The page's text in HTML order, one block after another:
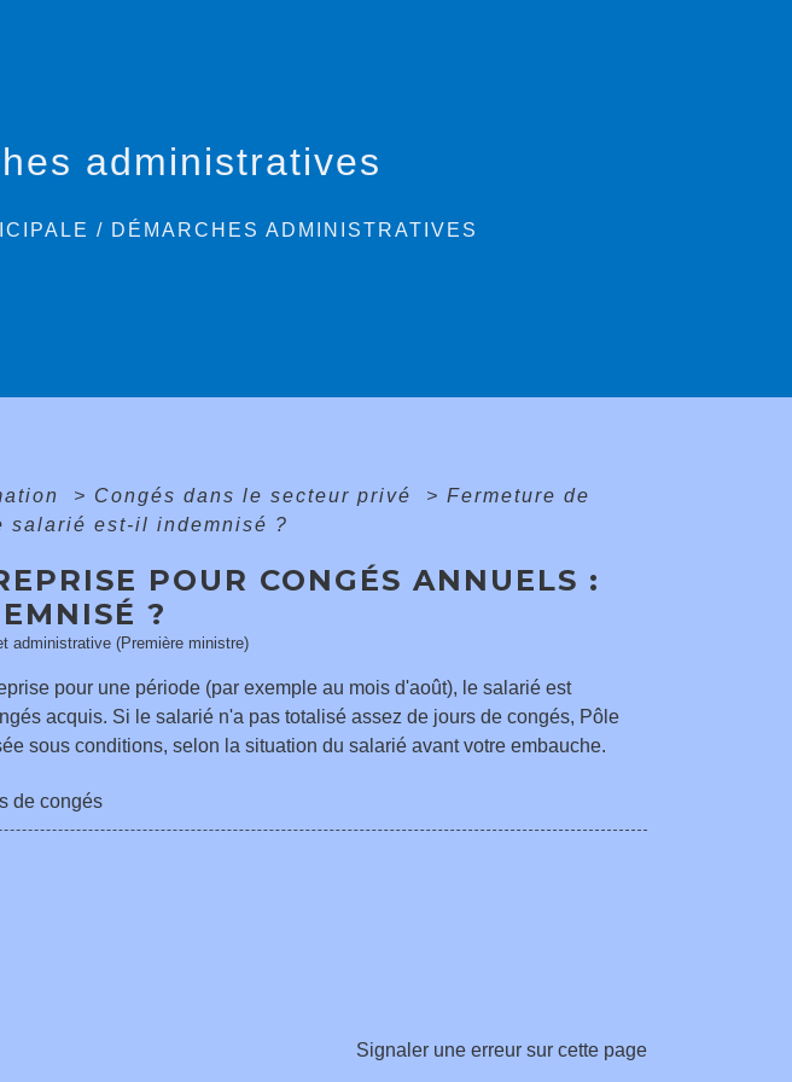
administratives
/ DÉMARCHES ADMINISTRATIVES
> Congés dans le secteur privé > Fermeture de
salarié est-il indemnisé ?
POUR CONGÉS ANNUELS :
?
administrative (Première ministre)
pour une période (par exemple au mois d'août), le salarié est
acquis. Si le salarié n'a pas totalisé assez de jours de congés, Pôle
sous conditions, selon la situation du salarié avant votre embauche.
de congés
Signaler une erreur sur cette page